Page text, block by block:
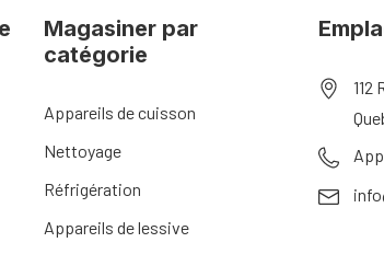
Magasiner par
catégorie
Appareils de cuisson
Nettoyage
Réfrigération
Appareils de lessive
112